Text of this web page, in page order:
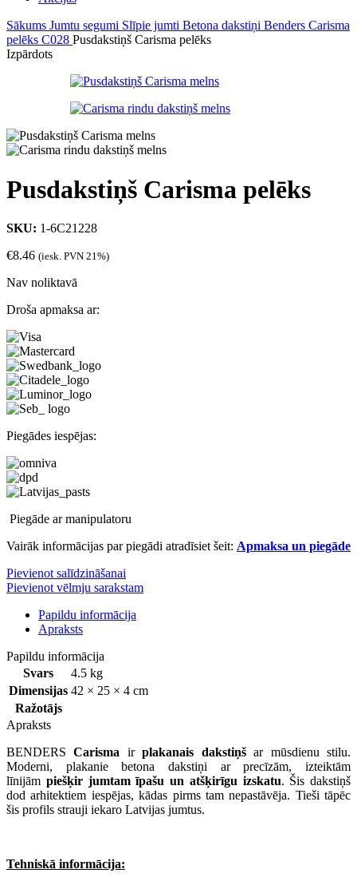
Sākums Jumtu segumi Slīpie jumti Betona dakstiņi Benders Carisma
pelēks C028 Pusdakstiņš Carisma pelēks
Izpārdots
Pusdakstiņš Carisma pelēks
SKU: 1-6C21228
€8.46 (iesk. PVN 21%)
Nav noliktavā
Droša apmaksa ar:
Piegādes iespējas:
Piegāde ar manipulatoru
Vairāk informācijas par piegādi atradīsiet šeit: Apmaksa un piegāde
Pievienot salīdzināšanai
Pievienot vēlmju sarakstam
Papildu informācija
Apraksts
Papildu informācija
Svars
4.5 kg
Dimensijas 42 × 25 × 4 cm
Ražotājs
Apraksts
BENDERSCarisma irplakanais dakstiņšar mūsdienu stilu.
Moderni, plakanie betona dakstiņi ar precīzām, izteiktām
līnijām piešķir jumtam īpašu un atšķirīgu izskatu. Šis dakstiņš
dod arhitektiem iespējas, kādas pirms tam nepastāvēja. Tieši tāpēc
šis profils strauji iekaro Latvijas jumtus.
Tehniskā informācija: